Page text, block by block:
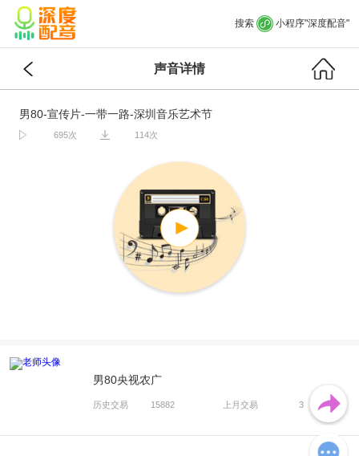
搜索 小程序"深度配音"
声音详情
男80-宣传片-一带一路-深圳音乐艺术节
695次 114次
男80央视农广
历史交易 15882 上月交易 3